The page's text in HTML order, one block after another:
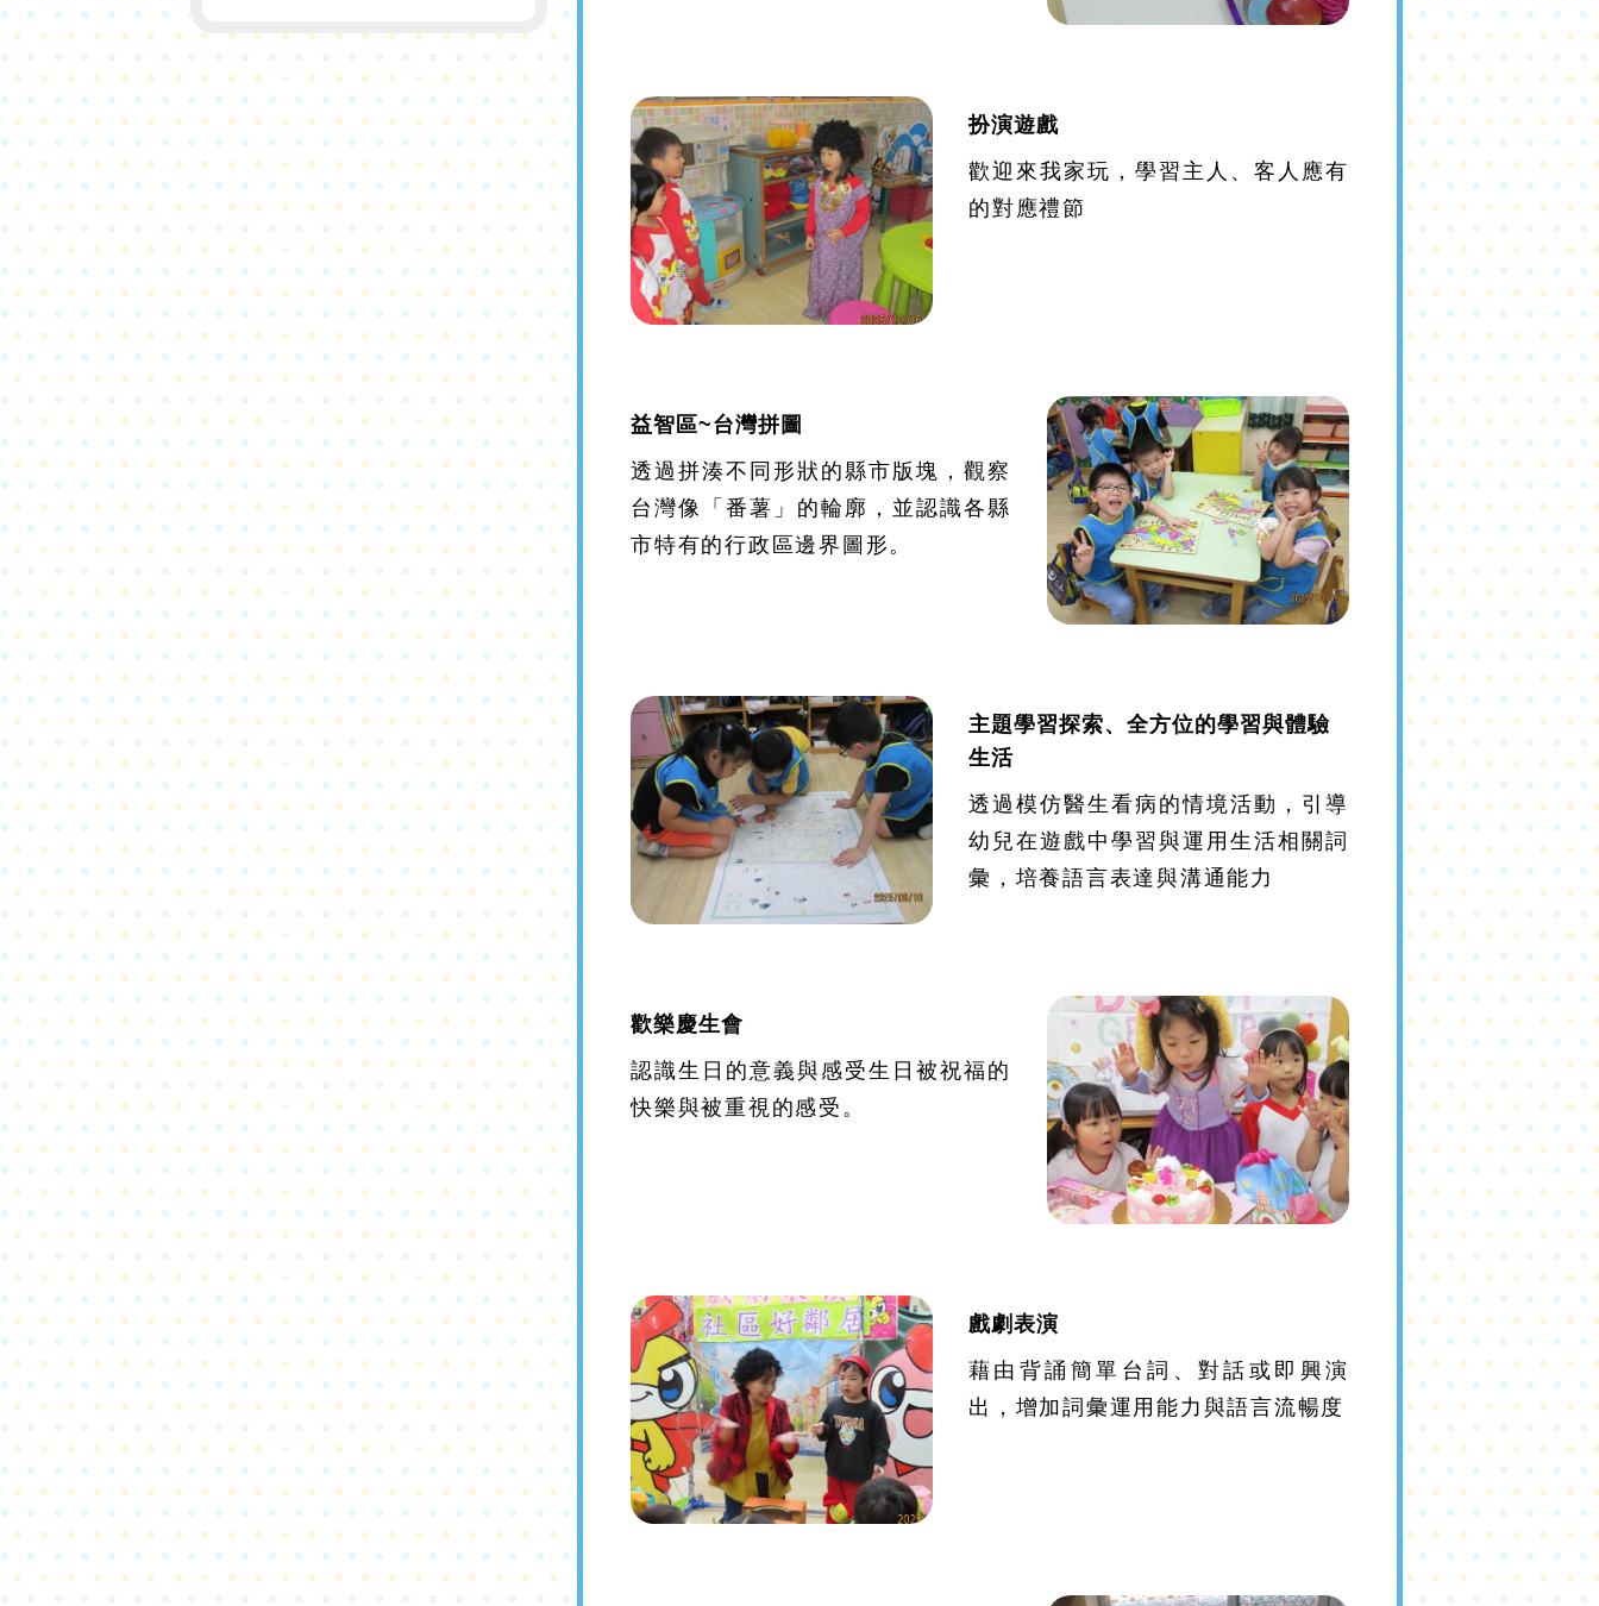
扮演遊戲
歡迎來我家玩，學習主人、客人應有
的對應禮節
益智區~台灣拼圖
透過拼湊不同形狀的縣市版塊，觀察
台灣像「番薯」的輪廓，並認識各縣
市特有的行政區邊界圖形。
主題學習探索、全方位的學習與體驗
生活
透過模仿醫生看病的情境活動，引導
幼兒在遊戲中學習與運用生活相關詞
彙，培養語言表達與溝通能力
歡樂慶生會
認識生日的意義與感受生日被祝福的
快樂與被重視的感受。
戲劇表演
藉由背誦簡單台詞、對話或即興演
出，增加詞彙運用能力與語言流暢度